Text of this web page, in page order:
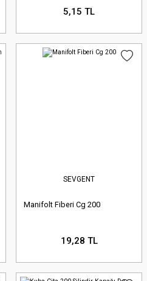
5,15 TL
SEVGENT
Manifolt Fiberi Cg 200
19,28 TL